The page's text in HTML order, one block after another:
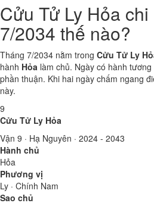
Cửu Tử Ly Hỏa
7/2034 thế nào?
Tháng 7/2034 nằm trong Cửu Tử Ly
hành Hỏa làm chủ. Ngày có hành
phần thuận. Khi hai ngày chấm ngang
này.
9
Cửu Tử Ly Hỏa
Vận 9 · Hạ Nguyên · 2024 - 2043
Hành chủ
Hỏa
Phương vị
Ly · Chính Nam
Sao chủ